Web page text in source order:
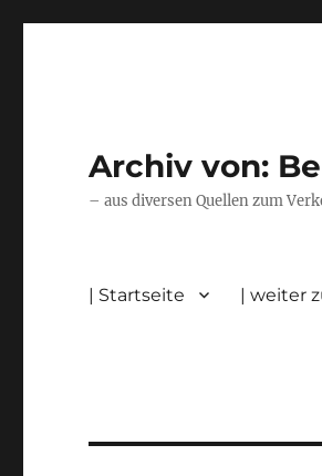
Archiv von:
– aus diversen Quellen zum
| Startseite | weiter